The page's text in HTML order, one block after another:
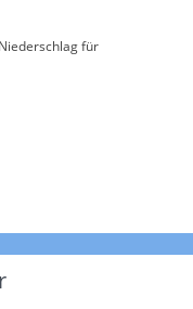
für